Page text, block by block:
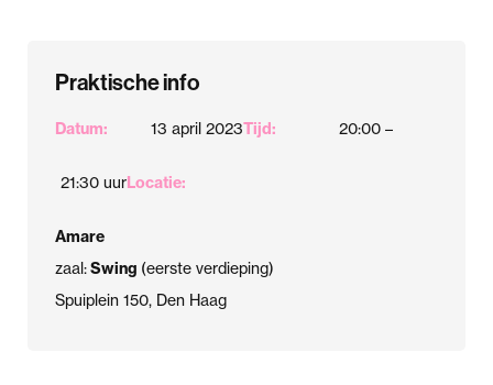
Praktische info
Datum: 13 april 2023Tijd: 20:00 –
21:30 uurLocatie:
Amare
zaal:Swing (eerste verdieping)
Spuiplein 150, Den Haag